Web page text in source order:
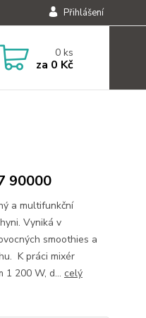
Přihlášení
0ks
za 0 Kč
90000
a multifunkční
Vyniká v
smoothies a
K práci mixér
1 200 W, d... celý